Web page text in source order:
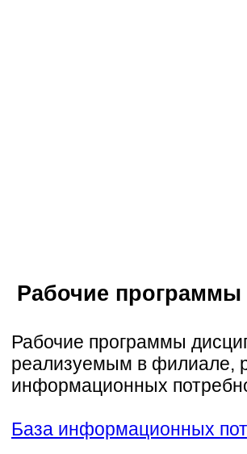
Рабочие
Рабочие программы
реализуемым в филиале,
информационных
База информационных